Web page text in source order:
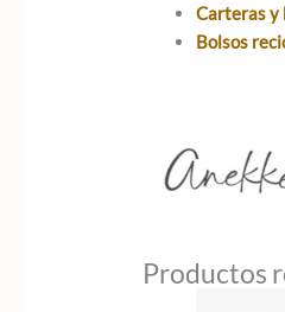
Carteras y
Bolsos
Productos